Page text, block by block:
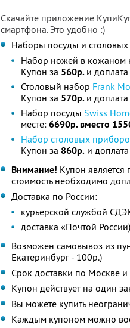
Скачайте приложение
смартфона. Это удобно :)
Наборы посуды и столовых
Набор ножей в кожаном
Купон за 560р. и
Столовый набор Frank
Купон за 570р. и
Набор посуды Swiss
месте: 6690р. вместо
Набор столовых
Купон за 860р. и
Внимание! Купон
стоимость необходимо
Доставка по России:
курьерской службой
доставка «Почтой
Возможен самовывоз из
Екатеринбург - 100р.)
Срок доставки по Москве
Купон действует на один
Вы можете купить
Каждым купоном можно